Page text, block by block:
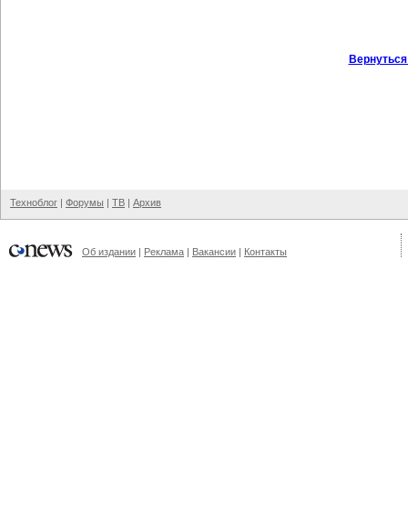
Техноблог | Форумы | ТВ | Архив
Об издании | Реклама | Вакансии | Контакты